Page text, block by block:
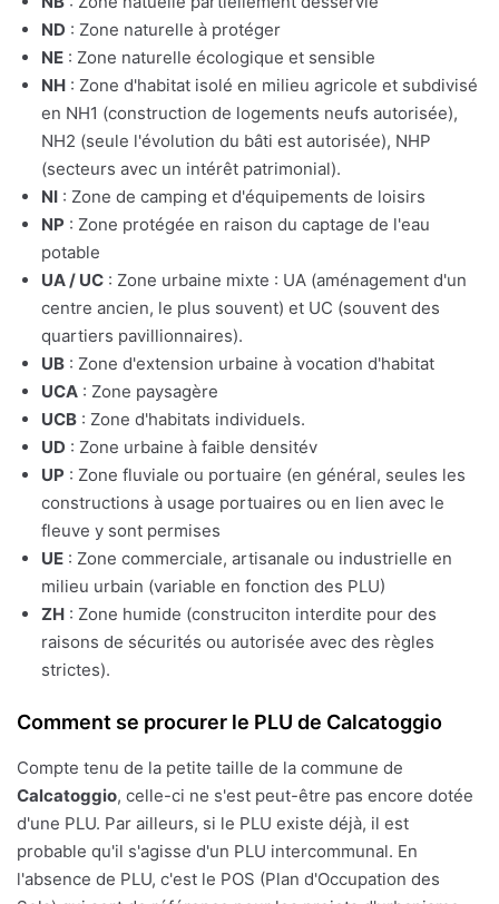
ND : Zone naturelle à protéger
NE : Zone naturelle écologique et sensible
NH : Zone d'habitat isolé en milieu agricole et subdivisé
en NH1 (construction de logements neufs autorisée),
NH2 (seule l'évolution du bâti est autorisée), NHP
(secteurs avec un intérêt patrimonial).
NI : Zone de camping et d'équipements de loisirs
NP : Zone protégée en raison du captage de l'eau
potable
UA / UC : Zone urbaine mixte : UA (aménagement d'un
centre ancien, le plus souvent) et UC (souvent des
quartiers pavillionnaires).
UB : Zone d'extension urbaine à vocation d'habitat
UCA : Zone paysagère
UCB : Zone d'habitats individuels.
UD : Zone urbaine à faible densitév
UP : Zone fluviale ou portuaire (en général, seules les
constructions à usage portuaires ou en lien avec le
fleuve y sont permises
UE : Zone commerciale, artisanale ou industrielle en
milieu urbain (variable en fonction des PLU)
ZH : Zone humide (construciton interdite pour des
raisons de sécurités ou autorisée avec des règles
strictes).
Comment se procurer le PLU de Calcatoggio
Compte tenu de la petite taille de la commune de
Calcatoggio, celle-ci ne s'est peut-être pas encore dotée
d'une PLU. Par ailleurs, si le PLU existe déjà, il est
probable qu'il s'agisse d'un PLU intercommunal. En
l'absence de PLU, c'est le POS (Plan d'Occupation des